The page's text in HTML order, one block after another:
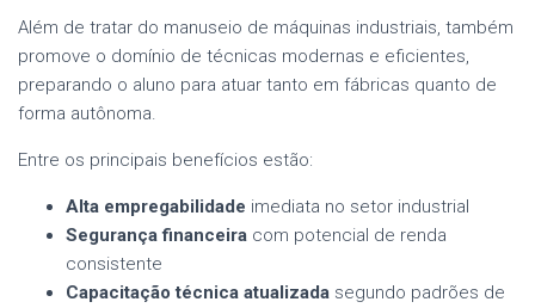
Além de tratar do manuseio de máquinas industriais, também
promove o domínio de técnicas modernas e eficientes,
preparando o aluno para atuar tanto em fábricas quanto de
forma autônoma.
Entre os principais benefícios estão:
Alta empregabilidade imediata no setor industrial
Segurança financeira com potencial de renda
consistente
Capacitação técnica atualizada segundo padrões de